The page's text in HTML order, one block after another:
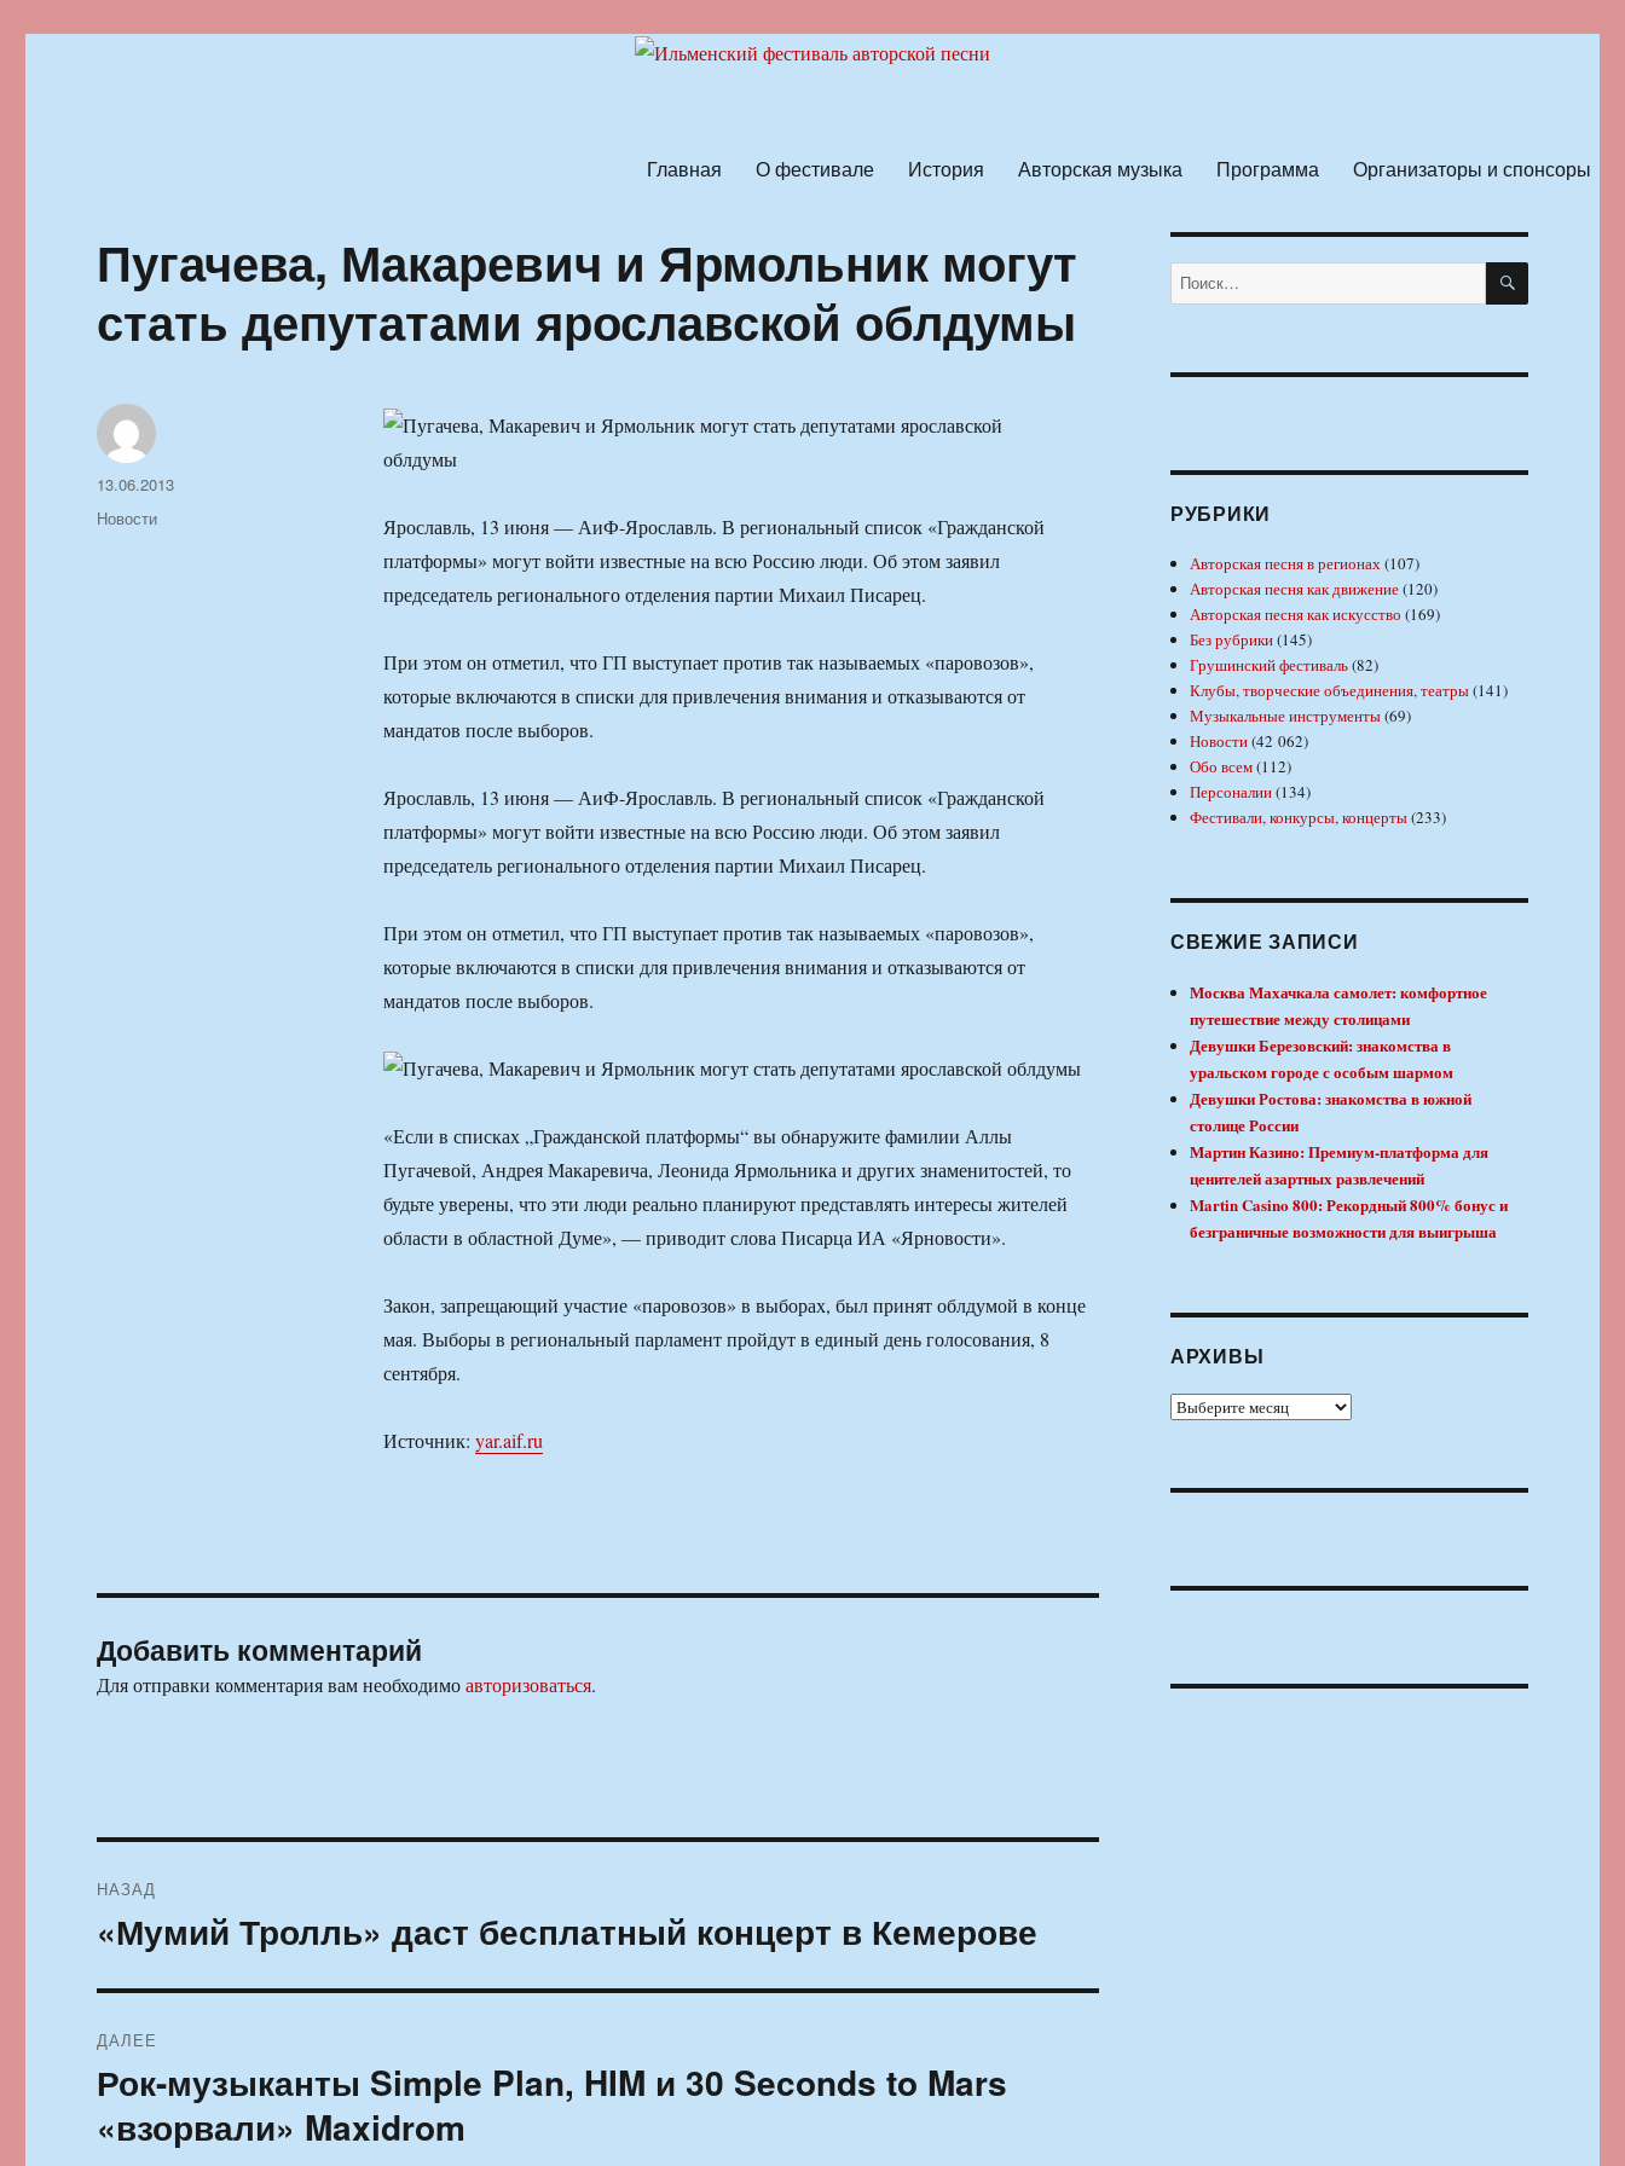
Главная О фестивале История Авторская музыка Программа Организаторы и спонсоры
Пугачева, Макаревич и Ярмольник могут
стать депутатами ярославской облдумы
Ярославль, 13 июня — АиФ-Ярославль. В региональный список «Гражданской
платформы» могут войти известные на всю Россию люди. Об этом заявил
председатель регионального отделения партии Михаил Писарец.
При этом он отметил, что ГП выступает против так называемых «паровозов»,
которые включаются в списки для привлечения внимания и отказываются от
мандатов после выборов.
Ярославль, 13 июня — АиФ-Ярославль. В региональный список «Гражданской
платформы» могут войти известные на всю Россию люди. Об этом заявил
председатель регионального отделения партии Михаил Писарец.
При этом он отметил, что ГП выступает против так называемых «паровозов»,
которые включаются в списки для привлечения внимания и отказываются от
мандатов после выборов.
«Если в списках „Гражданской платформы“ вы обнаружите фамилии Аллы
Пугачевой, Андрея Макаревича, Леонида Ярмольника и других знаменитостей, то
будьте уверены, что эти люди реально планируют представлять интересы жителей
области в областной Думе», — приводит слова Писарца ИА «Ярновости».
Закон, запрещающий участие «паровозов» в выборах, был принят облдумой в конце
мая. Выборы в региональный парламент пройдут в единый день голосования, 8
сентября.
Источник: yar.aif.ru
Автор
Опубликовано
13.06.2013
Рубрики
Новости
Добавить комментарий
Для отправки комментария вам необходимоавторизоваться.
по
НАЗАД
Предыдущая
запись:
«Мумий Тролль» даст бесплатный концерт в Кемерове
ДАЛЕЕ
Следующая
Рок-музыканты Simple Plan, HIM и 30 Seconds to Mars
«взорвали» Maxidrom
Искать: ПОИСК
РУБРИКИ
Авторская песня в регионах(107)
Авторская песня как движение(120)
Авторская песня как искусство (169)
Без рубрики(145)
Грушинский фестиваль(82)
Клубы, творческие объединения, театры(141)
Музыкальные инструменты(69)
Новости(42 062)
Обо всем(112)
Персоналии(134)
Фестивали, конкурсы, концерты(233)
СВЕЖИЕ ЗАПИСИ
Москва Махачкала самолет: комфортное
путешествие между столицами
Девушки Березовский: знакомства в
уральском городе с особым шармом
Девушки Ростова: знакомства в южной
столице России
Мартин Казино: Премиум-платформа для
ценителей азартных развлечений
Martin Casino 800: Рекордный 800% бонус и
безграничные возможности для выигрыша
АРХИВЫ
Архивы